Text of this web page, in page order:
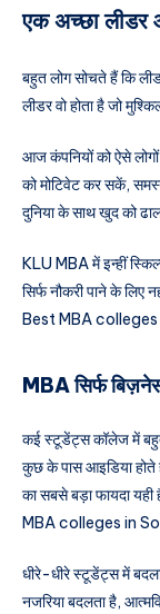
एक अच्छा
बहुत लोग सोचते हैं कि
लीडर वो होता है जो
आज कंपनियों को ऐसे
को मोटिवेट कर सकें,
दुनिया के साथ खुद को
KLU MBA में इन्हीं
सिर्फ नौकरी पाने के लिए
Best MBA
MBA सिर्फ
कई स्टूडेंट्स कॉलेज में
कुछ के पास आइडिया होते
का सबसे बड़ा फायदा यही
MBA colleges in
धीरे-धीरे स्टूडेंट्स में
नजरिया बदलता है,